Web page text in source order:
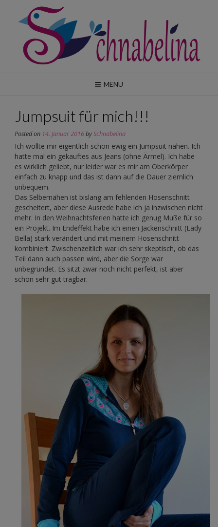
content
MENU
Jumpsuit für mich!!!
Posted on 14. Januar 2016bySchnabelina
Ich wollte mir eigentlich schon ewig ein Jumpsuit nähen. Ich
hatte mal ein gekauftes aus Jeans (ohne Ärmel). Ich habe
es wirklich geliebt, nur leider war es mir am Oberkörper
einfach zu knapp und das ist dann auf die Dauer ziemlich
unbequem.
Das Selbernähen ist bislang am fehlenden Hosenschnitt
gescheitert, aber diese Ausrede habe ich ja inzwischen nicht
mehr. In den Weihnachtsferien hatte ich genug Muße für so
ein Projekt. Im Endeffekt habe ich einen Jackenschnitt (Lady
Bella) stark verändert und mit meinem Hosenschnitt
kombiniert. Zwischenzeitlich war ich sehr skeptisch, ob das
Teil dann auch passen wird, aber die Sorge war
unbegründet. Es sitzt zwar noch nicht perfekt, ist aber
schon sehr gut tragbar.